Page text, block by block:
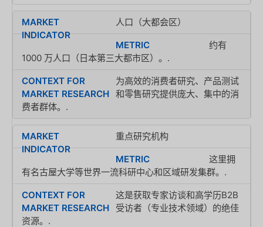
人口（大都会区）
约有
1000 万人口（日本第三大都市区）。.
为高效的消费者研究、产品测试
和零售研究提供庞大、集中的消
费者群体。.
重点研究机构
这里拥
有名古屋大学等世界一流科研中心和区域研发集群。.
这是获取专家访谈和高学历B2B
受访者（专业技术领域）的绝佳
资源。.